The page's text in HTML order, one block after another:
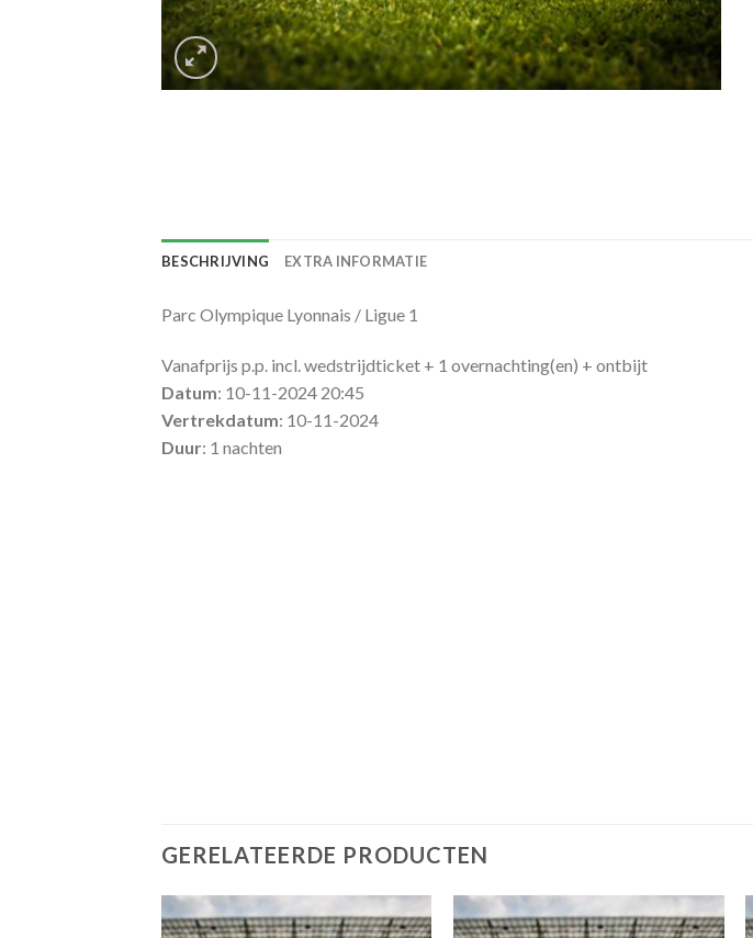
BESCHRIJVING EXTRA INFORMATIE
Parc Olympique Lyonnais / Ligue 1
Vanafprijs p.p. incl. wedstrijdticket + 1 overnachting(en) + ontbijt
Datum: 10-11-2024 20:45
Vertrekdatum: 10-11-2024
Duur: 1 nachten
GERELATEERDE PRODUCTEN